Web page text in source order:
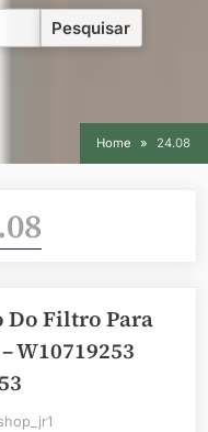
Home 24.08
Do Filtro Para
W10719253